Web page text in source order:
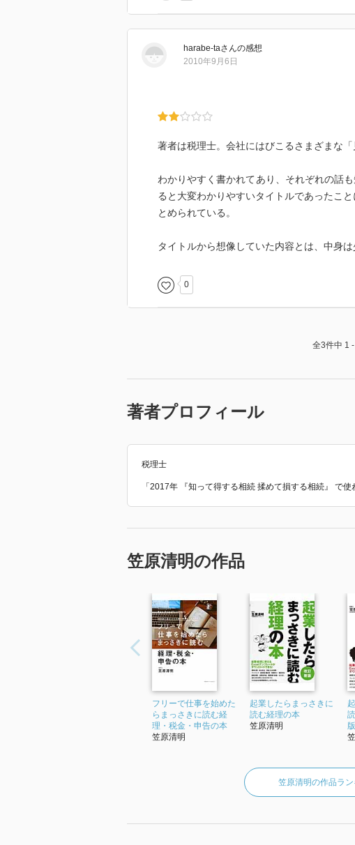
読書の速度（時間がかかった・普通・一気
［ 関連図書 ］
［ 参考となる書評 ］
harabe-taさんの感想
2010年9月6日
著者は税理士。会社にはびこるさまざまな
わかりやすく書かれてあり、それぞれの話
ると大変わかりやすいタイトルであったこ
とめられている。
タイトルから想像していた内容とは、中身は
0
全3件中 1
著者プロフィール
税理士
「2017年 『知って得する相続 揉めて損する相続』 で
笠原清明の作品
フリーで仕事を始めた
らまっさきに読む経
理・税金・申告の本
笠原清明
起業したらまっさきに
読む経理の本
笠原清明
版
笠原清明の作品ラ